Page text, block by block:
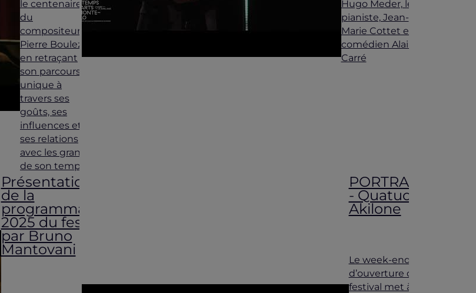
le centenaire
du
compositeur
Pierre Boulez
en retraçant
son parcours
unique à
travers ses
goûts, ses
influences et
ses relations
avec les grands
de son temps.
Hugo Meder, le
pianiste, Jean-
Marie Cottet et le
comédien Alain
Carré
Présentation
de la
programmation
2025 du festival
par Bruno
Mantovani
PORTRAIT
- Quatuor
Akilone
Le week-end
d’ouverture du
festival met à